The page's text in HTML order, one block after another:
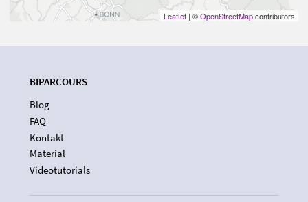
Leaflet | ©OpenStreetMapcontributors
BIPARCOURS
Blog
FAQ
Kontakt
Material
Videotutorials